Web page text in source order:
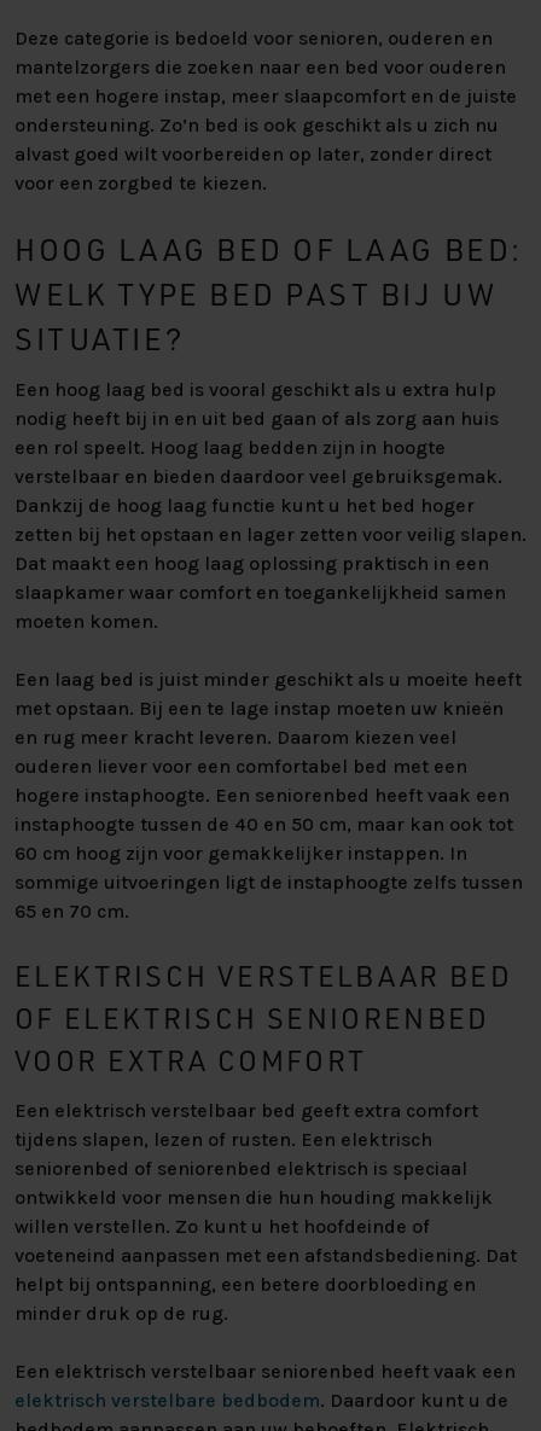
Deze categorie is bedoeld voor senioren, ouderen en
mantelzorgers die zoeken naar een bed voor ouderen
met een hogere instap, meer slaapcomfort en de juiste
ondersteuning. Zo’n bed is ook geschikt als u zich nu
alvast goed wilt voorbereiden op later, zonder direct
voor een zorgbed te kiezen.
HOOG LAAG BED OF LAAG BED:
WELK TYPE BED PAST BIJ UW
SITUATIE?
Een hoog laag bed is vooral geschikt als u extra hulp
nodig heeft bij in en uit bed gaan of als zorg aan huis
een rol speelt. Hoog laag bedden zijn in hoogte
verstelbaar en bieden daardoor veel gebruiksgemak.
Dankzij de hoog laag functie kunt u het bed hoger
zetten bij het opstaan en lager zetten voor veilig slapen.
Dat maakt een hoog laag oplossing praktisch in een
slaapkamer waar comfort en toegankelijkheid samen
moeten komen.
Een laag bed is juist minder geschikt als u moeite heeft
met opstaan. Bij een te lage instap moeten uw knieën
en rug meer kracht leveren. Daarom kiezen veel
ouderen liever voor een comfortabel bed met een
hogere instaphoogte. Een seniorenbed heeft vaak een
instaphoogte tussen de 40 en 50 cm, maar kan ook tot
60 cm hoog zijn voor gemakkelijker instappen. In
sommige uitvoeringen ligt de instaphoogte zelfs tussen
65 en 70 cm.
ELEKTRISCH VERSTELBAAR BED
OF ELEKTRISCH SENIORENBED
VOOR EXTRA COMFORT
Een elektrisch verstelbaar bed geeft extra comfort
tijdens slapen, lezen of rusten. Een elektrisch
seniorenbed of seniorenbed elektrisch is speciaal
ontwikkeld voor mensen die hun houding makkelijk
willen verstellen. Zo kunt u het hoofdeinde of
voeteneind aanpassen met een afstandsbediening. Dat
helpt bij ontspanning, een betere doorbloeding en
minder druk op de rug.
Een elektrisch verstelbaar seniorenbed heeft vaak een
elektrisch verstelbare bedbodem. Daardoor kunt u de